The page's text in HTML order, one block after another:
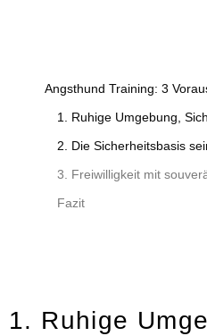
Angsthund Training: 3
1. Ruhige Umgebung,
2. Die Sicherheitsbasis
3. Freiwilligkeit mit
Fazit
1. Ruhige